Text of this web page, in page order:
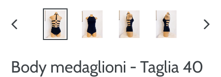
Body medaglioni - Taglia 40